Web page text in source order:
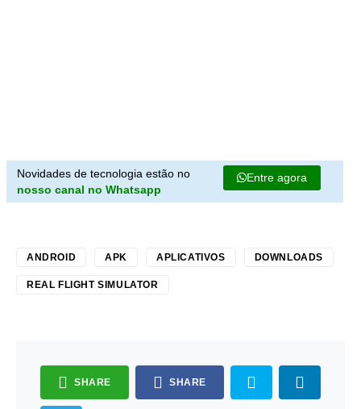
Novidades de tecnologia estão no
nosso canal no Whatsapp
Entre agora
ANDROID APK APLICATIVOS DOWNLOADS
REAL FLIGHT SIMULATOR
SHARE SHARE